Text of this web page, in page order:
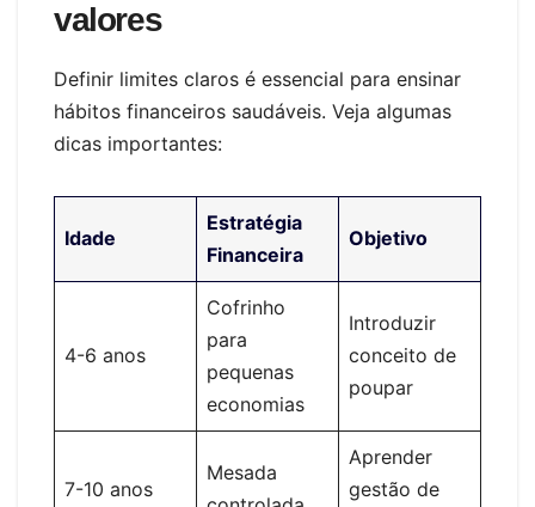
valores
Definir limites claros é essencial para ensinar
hábitos financeiros saudáveis. Veja algumas
dicas importantes:
Idade
Estratégia
Financeira
Objetivo
4-6 anos
Cofrinho
para
pequenas
economias
Introduzir
conceito de
poupar
7-10 anos
Mesada
Aprender
gestão de